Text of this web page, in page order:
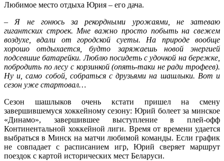
Любимое место отдыха Юрия – его дача.
– Я не гонюсь за рекордными урожаями, не затеваю
гигантских строек. Мне важно просто побыть на свежем
воздухе, вдали от городской суеты. На природе вообще
хорошо отдыхается, будто заряжаешь новой энергией
подсевшие батарейки. Люблю посидеть с удочкой на бережке,
побродить по лесу с корзинкой (опять-таки не ради трофеев).
Ну и, само собой, собраться с друзьями на шашлыки. Вот и
сезон уже стартовал…
Сезон шашлыков очень кстати пришел на смену
завершившемуся хоккейному сезону: Юрий болеет за минское
«Динамо», завершившее выступление в плей-офф
Континентальной хоккейной лиги. Время от времени удается
выбраться в Минск на матчи любимой команды. Если график
не совпадает с расписанием игр, Юрий сверяет маршрут
поездок с картой исторических мест Беларуси.